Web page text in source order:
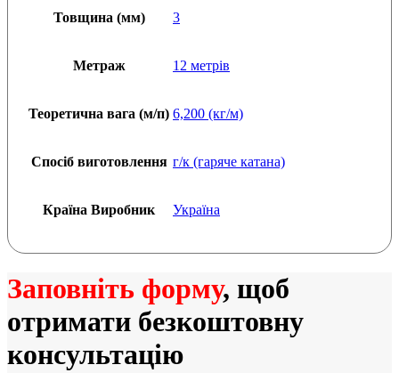
Товщина (мм) 3
Метраж 12 метрів
Теоретична вага (м/п) 6,200 (кг/м)
Спосіб виготовлення г/к (гаряче катана)
Країна Виробник Україна
Заповніть форму, щоб
отримати безкоштовну
консультацію